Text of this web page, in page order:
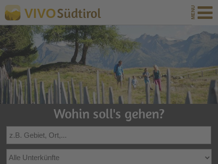
VIVOSüdtirol
Wohin soll's gehen?